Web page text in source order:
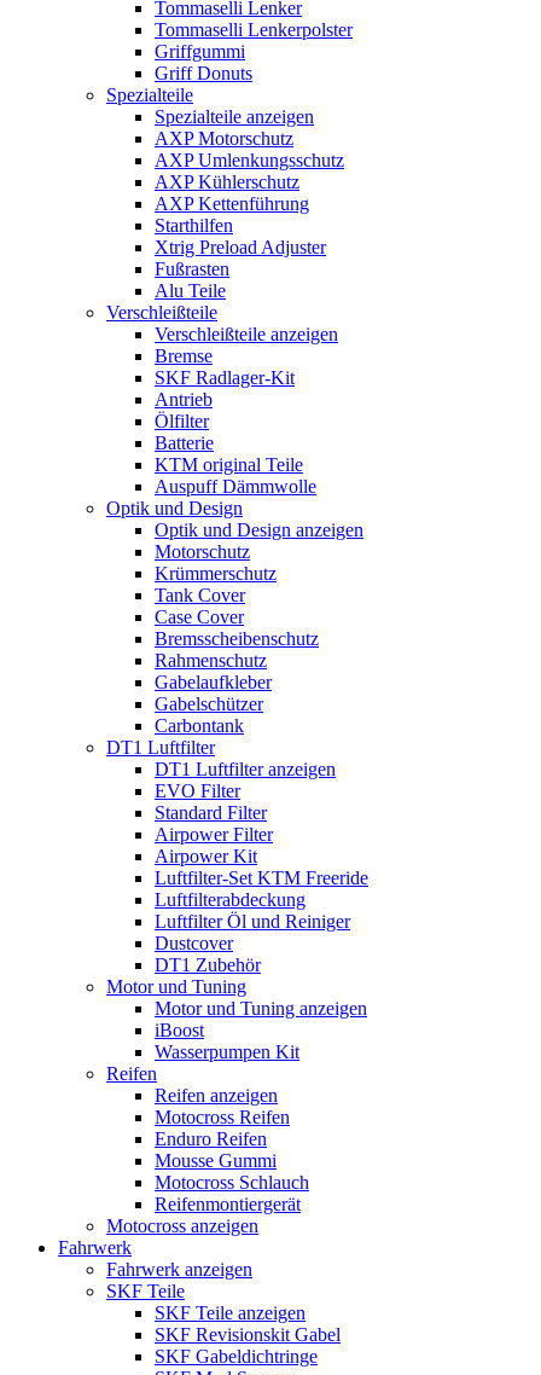
Tommaselli Lenker
Tommaselli Lenkerpolster
Griffgummi
Griff Donuts
Spezialteile
Spezialteile anzeigen
AXP Motorschutz
AXP Umlenkungsschutz
AXP Kühlerschutz
AXP Kettenführung
Starthilfen
Xtrig Preload Adjuster
Fußrasten
Alu Teile
Verschleißteile
Verschleißteile anzeigen
Bremse
SKF Radlager-Kit
Antrieb
Ölfilter
Batterie
KTM original Teile
Auspuff Dämmwolle
Optik und Design
Optik und Design anzeigen
Motorschutz
Krümmerschutz
Tank Cover
Case Cover
Bremsscheibenschutz
Rahmenschutz
Gabelaufkleber
Gabelschützer
Carbontank
DT1 Luftfilter
DT1 Luftfilter anzeigen
EVO Filter
Standard Filter
Airpower Filter
Airpower Kit
Luftfilter-Set KTM Freeride
Luftfilterabdeckung
Luftfilter Öl und Reiniger
Dustcover
DT1 Zubehör
Motor und Tuning
Motor und Tuning anzeigen
iBoost
Wasserpumpen Kit
Reifen
Reifen anzeigen
Motocross Reifen
Enduro Reifen
Mousse Gummi
Motocross Schlauch
Reifenmontiergerät
Motocross anzeigen
Fahrwerk
Fahrwerk anzeigen
SKF Teile
SKF Teile anzeigen
SKF Revisionskit Gabel
SKF Gabeldichtringe